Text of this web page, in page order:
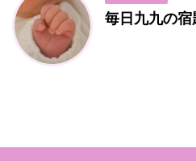
毎日九九の